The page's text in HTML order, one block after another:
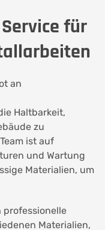
für
an
Haltbarkeit,
zu
ist auf
und Wartung
Materialien, um
professionelle
Materialien,